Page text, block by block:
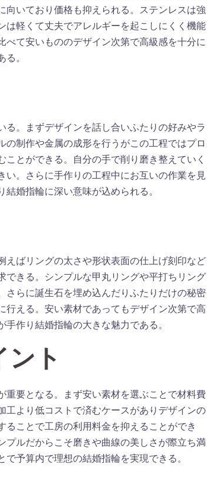
いており価格も抑えられる。ステンレスは強
は軽くて丈夫でアレルギーを起こしにくく機能
て安いもののデザイン次第で高級感を十分に
。
。まずデザインを話し合いふたりの好みやラ
制作や金属の成形を行うがこの工程ではプロ
とができる。自分の手で削り磨き整えていく
。さらに手作りの工程中にお互いの作業を見
婚指輪に深い意味が込められる。
ばリングの太さや形状表面の仕上げ刻印など
できる。シンプルな甲丸リングや平打ちリング
さらに誕生石を埋め込んだりふたりだけの秘密
える。安い素材であってもデザイン次第で高
作り結婚指輪の大きな魅力である。
ト
要となる。まず安い素材を選ぶことで材料費
工より低コストで済むケースがありデザインの
ことで工房の利用料金を抑えることができ
ルだからこそ磨きや曲線の美しさが際立ち満
予算内で理想の結婚指輪を実現できる。